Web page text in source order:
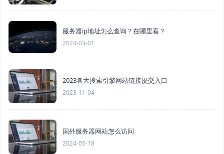
服务器ip地址怎么查询？在哪里看？
2024-03-01
2023各大搜索引擎网站链接提交入口
2023-11-04
国外服务器网站怎么访问
2024-05-18